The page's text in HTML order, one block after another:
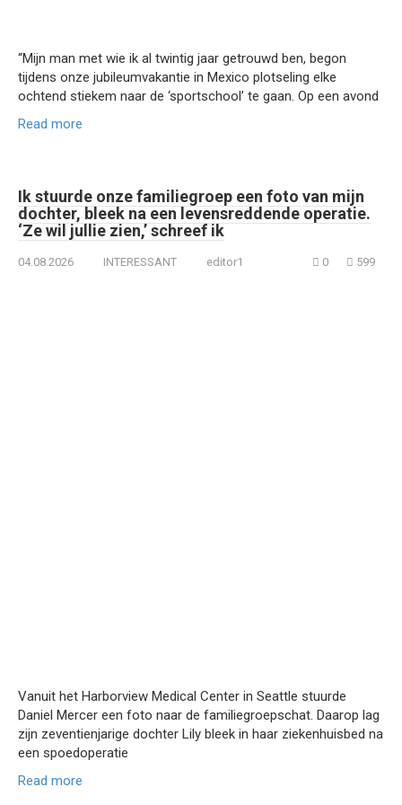
“Mijn man met wie ik al twintig jaar getrouwd ben, begon
tijdens onze jubileumvakantie in Mexico plotseling elke
ochtend stiekem naar de ‘sportschool’ te gaan. Op een avond
Read more
Ik stuurde onze familiegroep een foto van mijn
dochter, bleek na een levensreddende operatie.
‘Ze wil jullie zien,’ schreef ik
04.08.2026 INTERESSANT editor1 0 599
Vanuit het Harborview Medical Center in Seattle stuurde
Daniel Mercer een foto naar de familiegroepschat. Daarop lag
zijn zeventienjarige dochter Lily bleek in haar ziekenhuisbed na
een spoedoperatie
Read more